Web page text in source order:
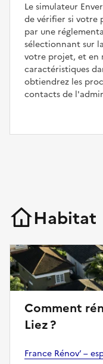
Le simulateur
de vérifier si votre
par une
sélectionnant sur
votre projet, et en
caractéristiques
obtiendrez les
contacts de
Habitat
Comment
Liez ?
France Rénov’ –